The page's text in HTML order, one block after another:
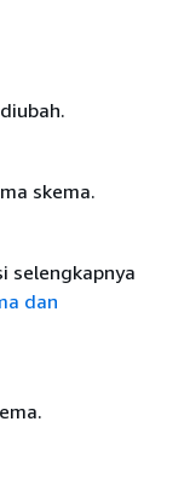
skema.
selengkapnya
dan